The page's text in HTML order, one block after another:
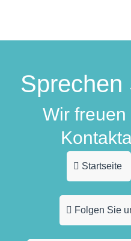
Sprechen
Wir
Startseite
Folgen Sie